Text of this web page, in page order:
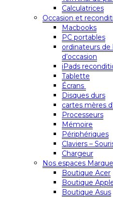
Calculatrices
Occasion et
Macbooks
PC portables
ordinateurs
d’occasion
iPads
Tablette
Écrans
Disques durs
cartes mères
Processeurs
Mémoire
Périphériques
Claviers –
Chargeur
Nos espaces
Boutique Acer
Boutique
Boutique Asus